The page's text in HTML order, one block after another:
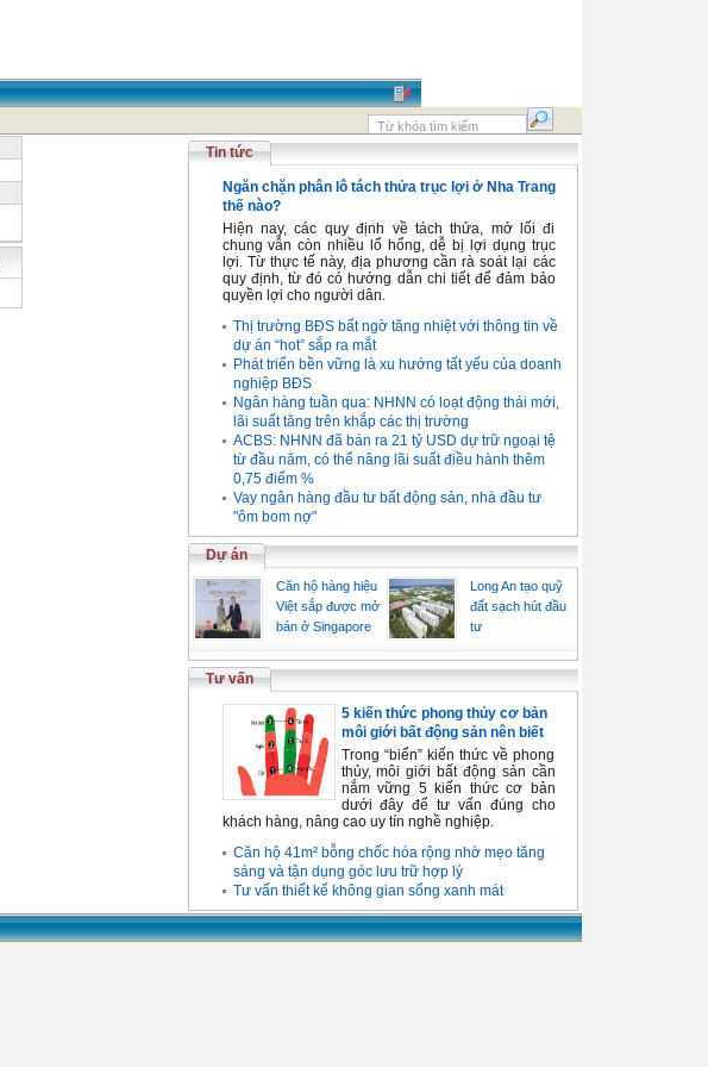
Tin tức
Ngăn chặn phân lô tách thửa trục lợi ở Nha Trang
thế nào?
Hiện nay, các quy định về tách thửa, mở lối đi
chung vẫn còn nhiều lổ hổng, dễ bị lợi dụng trục
lợi. Từ thực tế này, địa phương cần rà soát lại các
quy định, từ đó có hướng dẫn chi tiết để đảm bảo
quyền lợi cho người dân.
Thị trường BĐS bất ngờ tăng nhiệt với thông tin về
dự án “hot” sắp ra mắt
Phát triển bền vững là xu hướng tất yếu của doanh
nghiệp BĐS
Ngân hàng tuần qua: NHNN có loạt động thái mới,
lãi suất tăng trên khắp các thị trường
ACBS: NHNN đã bán ra 21 tỷ USD dự trữ ngoại tệ
từ đầu năm, có thể nâng lãi suất điều hành thêm
0,75 điểm %
Vay ngân hàng đầu tư bất động sản, nhà đầu tư
"ôm bom nợ"
Dự án
Căn hộ hàng hiệu
Việt sắp được mở
bán ở Singapore
Long An tạo quỹ
đất sạch hút đầu
tư
Tư vấn
5 kiến thức phong thủy cơ bản
môi giới bất động sản nên biết
Trong “biển” kiến thức về phong
thủy, môi giới bất động sản cần
nắm vững 5 kiến thức cơ bản
dưới đây để tư vấn đúng cho
khách hàng, nâng cao uy tín nghề nghiệp.
Căn hộ 41m² bỗng chốc hóa rộng nhờ mẹo tăng
sáng và tận dụng góc lưu trữ hợp lý
Tư vấn thiết kế không gian sống xanh mát